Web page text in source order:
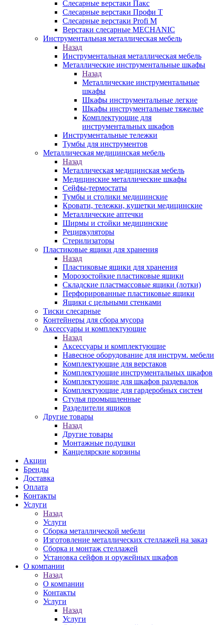
Слесарные верстаки Пакс
Слесарные верстаки Профи Т
Слесарные верстаки Profi M
Верстаки слесарные MECHANIC
Инструментальная металлическая мебель
Назад
Инструментальная металлическая мебель
Металлические инструментальные шкафы
Назад
Металлические инструментальные
шкафы
Шкафы инструментальные легкие
Шкафы инструментальные тяжелые
Комплектующие для
инструментальных шкафов
Инструментальные тележки
Тумбы для инструментов
Металлическая медицинская мебель
Назад
Металлическая медицинская мебель
Медицинские металлические шкафы
Сейфы-термостаты
Тумбы и столики медицинские
Кровати, тележки, кушетки медицинские
Металлические аптечки
Ширмы и стойки медицинские
Рециркуляторы
Стерилизаторы
Пластиковые ящики для хранения
Назад
Пластиковые ящики для хранения
Морозостойкие пластиковые ящики
Складские пластмассовые ящики (лотки)
Перфорированные пластиковые ящики
Ящики с цельными стенками
Тиски слесарные
Контейнеры для сбора мусора
Аксессуары и комплектующие
Назад
Аксессуары и комплектующие
Навесное оборудование для инструм. мебели
Комплектующие для верстаков
Комплектующие инструментальных шкафов
Комплектующие для шкафов раздевалок
Комплектующие для гардеробных систем
Стулья промышленные
Разделители ящиков
Другие товары
Назад
Другие товары
Монтажные подушки
Канцелярские корзины
Акции
Бренды
Доставка
Оплата
Контакты
Услуги
Назад
Услуги
Сборка металлической мебели
Изготовление металлических стеллажей на заказ
Сборка и монтаж стеллажей
Установка сейфов и оружейных шкафов
О компании
Назад
О компании
Контакты
Услуги
Назад
Услуги